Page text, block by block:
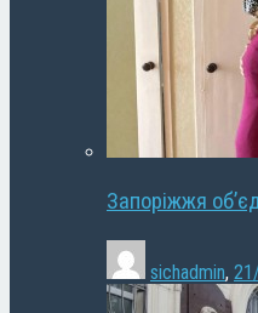
Запоріжжя
sichadmin,